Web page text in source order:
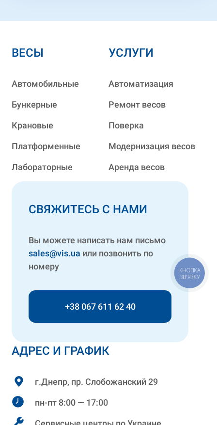
АДРЕС И ГРАФИК
г.Днепр, пр. Слобожанский 29
пн-пт 8:00 — 17:00
ВЕСЫ
Автомобильные
Бункерные
Крановые
Платформенные
Лабораторные
УСЛУГИ
Автоматизация
Ремонт весов
Поверка
Модернизация весов
Аренда весов
СВЯЖИТЕСЬ С НАМИ
Вы можете написать нам письмо
sales@vis.ua или позвонить по
номеру
+38 067 611 62 40
КНОПКА
ЗВ'ЯЗКУ